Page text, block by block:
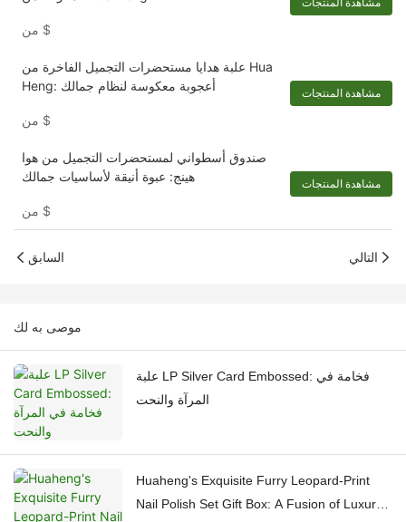
$
علبة هدايا مستحضرات التجميل الفاخرة من Hua
Heng: أعجوبة معكوسة لنظام جمالك
$
مشاهدة المنتجات
صندوق أسطواني لمستحضرات التجميل من هوا
هينج: عبوة أنيقة لأساسيات جمالك
$
مشاهدة المنتجات
السابق التالي
موصى به لك
علبة LP Silver Card Embossed: فخامة في
المرآة والنحت
Huaheng's Exquisite Furry Leopard-Print
Nail Polish Set Gift Box: A Fusion of Luxury